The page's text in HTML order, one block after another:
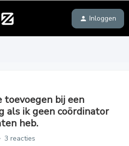
Inloggen
toevoegen bij een
als ik geen coördinator
heb.
3 reacties